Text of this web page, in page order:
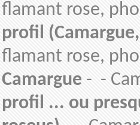
flamant rose,
profil
flamant rose,
Camargue - -
profil ... ou